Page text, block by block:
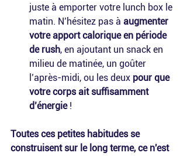
juste à emporter votre lunch box le
matin. N’hésitez pas à augmenter
votre apport calorique en période
de rush, en ajoutant un snack en
milieu de matinée, un goûter
l’après-midi, ou les deux pour que
votre corps ait suffisamment
d’énergie !
Toutes ces petites habitudes se
construisent sur le long terme, ce n'est